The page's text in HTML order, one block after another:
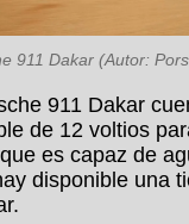
911 Dakar (Autor:
911 Dakar
de 12 voltios
es capaz de
disponible una